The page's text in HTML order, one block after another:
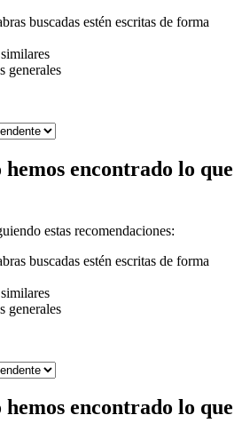
buscadas estén escritas de forma
generales
encontrado lo que
estas recomendaciones:
buscadas estén escritas de forma
generales
encontrado lo que